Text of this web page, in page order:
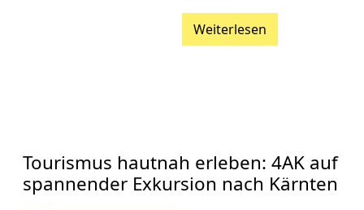
Weiterlesen
Tourismus hautnah erleben: 4AK auf
spannender Exkursion nach Kärnten